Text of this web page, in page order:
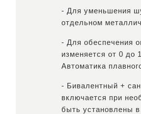
- Для уменьшения
отдельном
- Для обеспечения
изменяется от 0 до
Автоматика
- Бивалентный +
включается при
быть установлены